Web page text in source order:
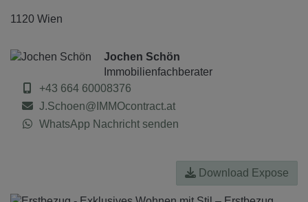
1120 Wien
Jochen Schön
Immobilienfachberater
+43 664 60008376
J.Schoen@IMMOcontract.at
WhatsApp Nachricht senden
Download Expose